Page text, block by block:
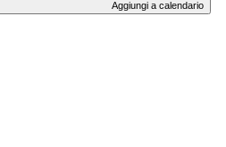
Aggiungi a calendario